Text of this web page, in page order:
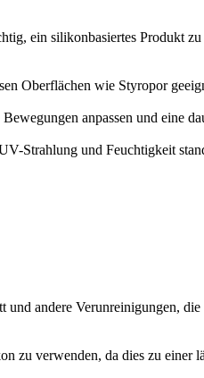
ein silikonbasiertes Produkt
Oberflächen wie Styropor
anpassen und eine
Strahlung und Feuchtigkeit
andere Verunreinigungen,
zu verwenden, da dies zu einer